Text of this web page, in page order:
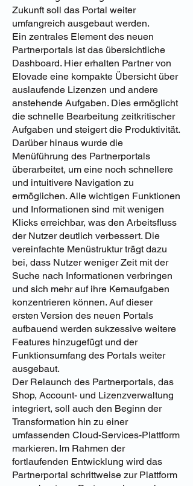
Zukunft soll das Portal weiter
umfangreich ausgebaut werden.
Ein zentrales Element des neuen
Partnerportals ist das übersichtliche
Dashboard. Hier erhalten Partner von
Elovade eine kompakte Übersicht über
auslaufende Lizenzen und andere
anstehende Aufgaben. Dies ermöglicht
die schnelle Bearbeitung zeitkritischer
Aufgaben und steigert die Produktivität.
Darüber hinaus wurde die
Menüführung des Partnerportals
überarbeitet, um eine noch schnellere
und intuitivere Navigation zu
ermöglichen. Alle wichtigen Funktionen
und Informationen sind mit wenigen
Klicks erreichbar, was den Arbeitsfluss
der Nutzer deutlich verbessert. Die
vereinfachte Menüstruktur trägt dazu
bei, dass Nutzer weniger Zeit mit der
Suche nach Informationen verbringen
und sich mehr auf ihre Kernaufgaben
konzentrieren können. Auf dieser
ersten Version des neuen Portals
aufbauend werden sukzessive weitere
Features hinzugefügt und der
Funktionsumfang des Portals weiter
ausgebaut.
Der Relaunch des Partnerportals, das
Shop, Account- und Lizenzverwaltung
integriert, soll auch den Beginn der
Transformation hin zu einer
umfassenden Cloud-Services-Plattform
markieren. Im Rahmen der
fortlaufenden Entwicklung wird das
Partnerportal schrittweise zur Plattform